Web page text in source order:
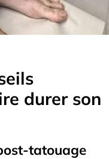
durer son
tatouage